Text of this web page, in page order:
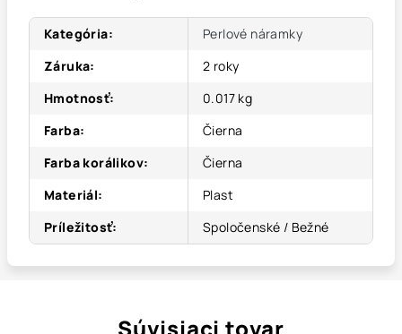
Kategória:
Perlové náramky
Záruka:
2 roky
Hmotnosť:
0.017 kg
Farba:
Čierna
Farba korálikov:
Čierna
Materiál:
Plast
Príležitosť: Spoločenské / Bežné